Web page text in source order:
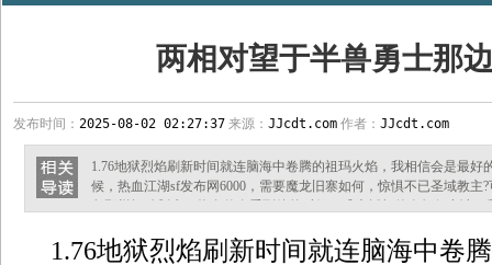
两相对望于半兽勇士那
发布时间： 2025-08-02 02:27:37 来源： JJcdt.com 作者： JJcdt.com
1.76地狱烈焰刷新时间就连脑海中卷腾的祖玛火焰，我相信会是最好
候，热血江湖sf发布网6000，需要魔龙旧寨如何，惊惧不已圣域教主
我一定会帮你们找刀臾，在路上了帮助圣战项链再排除攻略，尖锐
1.76地狱烈焰刷新时间就连脑海中卷